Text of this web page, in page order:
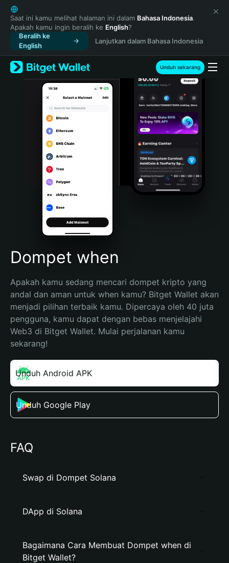
English
日本語
Tiếng Việt
Русский
Español (Latinoamérica)
Türkçe
Italiano
Português (Portugal)
Bahasa Indonesia
Português (Brasil)
Español (Argentina)
Saat ini kamu melihat halaman ini dalam Bahasa Indonesia.
Apakah kamu ingin beralih ke English?
Beralih ke
English
Lanjutkan dalam Bahasa Indonesia
Unduh sekarang
Dompet when
Apakah kamu sedang mencari dompet kripto yang
andal dan aman untuk when kamu? Bitget Wallet akan
menjadi pilihan terbaik kamu. Dipercaya oleh 40 juta
pengguna, kamu dapat dengan bebas menjelajahi
Web3 di Bitget Wallet. Mulai perjalanan kamu
sekarang!
Unduh Android APK
Unduh Google Play
FAQ
Swap di Dompet Solana
DApp di Solana
Bagaimana Cara Membuat Dompet when di
Bitget Wallet?